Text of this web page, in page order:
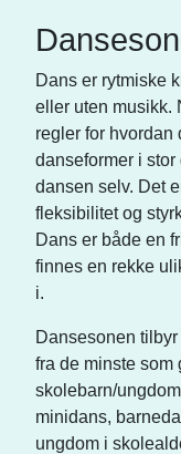
Dans er rytmiske
eller uten musikk.
regler for hvordan
danseformer i
dansen selv. Det
fleksibilitet og
Dans er både en
finnes en rekke
i.
Dansesonen
fra de minste som
skolebarn/
minidans,
ungdom i